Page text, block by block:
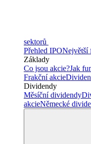
sektorů
Přehled IPONejvětší
Základy
Co jsou akcie?Jak
Frakční akcie
Dividendy
Měsíční dividendy
akcieNěmecké